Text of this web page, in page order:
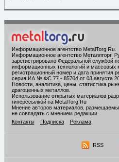
Информационное агентство MetalTorg.Ru.
Информационное агентство Металлторг.
зарегистрировано Федеральной службой
информационных технологий и массовых
регистрационный номер и дата принятия
серия ИА № ФС 77 - 85704 от 03 августа
Новости, аналитика, цены, статистика
драгоценных металлов.
Использование открытых материалов
гиперссылкой на MetalTorg.Ru
Мнение авторов материалов,
не совпадать с мнением редакции.
Контакты
Подписка Реклама
RSS